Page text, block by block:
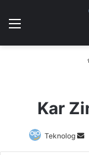
Menü
Kar
Teknolog
Bir